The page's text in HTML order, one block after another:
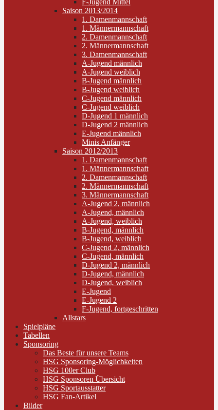
F-Jugend Mittel
Saison 2013/2014
1. Damenmannschaft
1. Männermannschaft
2. Damenmannschaft
2. Männermannschaft
3. Damenmannschaft
A-Jugend männlich
A-Jugend weiblich
B-Jugend männlich
B-Jugend weiblich
C-Jugend männlich
C-Jugend weiblich
D-Jugend 1 männlich
D-Jugend 2 männlich
E-Jugend männlich
Minis Anfänger
Saison 2012/2013
1. Damenmannschaft
1. Männermannschaft
2. Damenmannschaft
2. Männermannschaft
3. Männermannschaft
A-Jugend 2, männlich
A-Jugend, männlich
A-Jugend, weiblich
B-Jugend, männlich
B-Jugend, weiblich
C-Jugend 2, männlich
C-Jugend, männlich
D-Jugend 2, männlich
D-Jugend, männlich
D-Jugend, weiblich
E-Jugend
E-Jugend 2
F-Jugend, fortgeschritten
Allstars
Spielpläne
Tabellen
Sponsoring
Das Beste für unsere Teams
HSG Sponsoring-Möglichkeiten
HSG 100er Club
HSG Sponsoren Übersicht
HSG Sportausstatter
HSG Fan-Artikel
Bilder